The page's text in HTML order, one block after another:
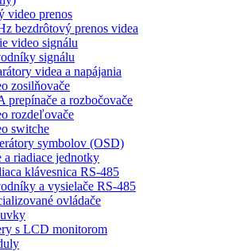
video prenos
bezdrôtový prenos videa
video signálu
signálu
videa a napájania
zosilňovače
prepínače a rozbočovače
rozdeľovače
switche
symbolov (OSD)
a riadiace jednotky
klávesnica RS-485
a vysielače RS-485
ovládače
s LCD monitorom